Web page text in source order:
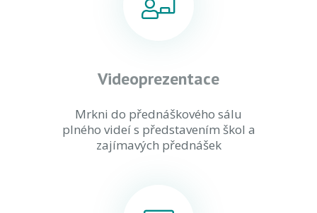
Videoprezentace
Mrkni do přednáškového sálu
plného videí s představením škol a
zajímavých přednášek